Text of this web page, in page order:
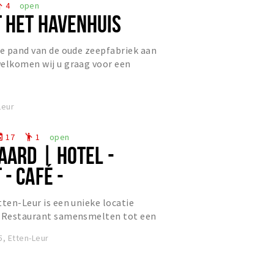
4 open
HAVENHUIS
van de oude zeepfabriek aan
wij u graag voor een
17 emoji_people 1 open
| HOTEL -
- CAFÉ -
Leur is een unieke locatie
samensmelten tot een
Etten-Leur